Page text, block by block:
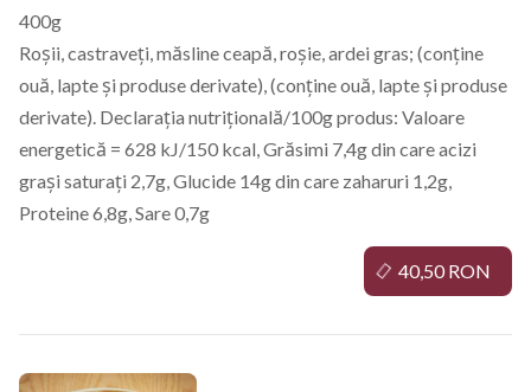
400g
Roșii, castraveți, măsline ceapă, roșie, ardei gras; (conține
ouă, lapte și produse derivate), (conține ouă, lapte și produse
derivate). Declarația nutrițională/100g produs: Valoare
energetică = 628 kJ/150 kcal, Grăsimi 7,4g din care acizi
grași saturați 2,7g, Glucide 14g din care zaharuri 1,2g,
Proteine 6,8g, Sare 0,7g